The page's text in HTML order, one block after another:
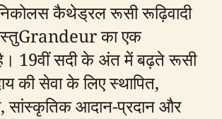
कैथेड्रल रूसी रूढ़िवादी
का एक
19वीं सदी के अंत में बढ़ते रूसी
की सेवा के लिए स्थापित,
आदान-प्रदान और